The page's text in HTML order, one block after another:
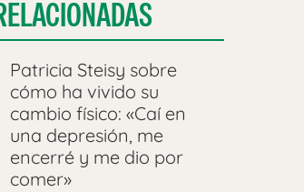
Patricia Steisy sobre
cómo ha vivido su
cambio físico: «Caí en
una depresión, me
encerré y me dio por
comer»